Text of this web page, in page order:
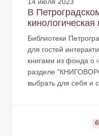
В
Библиотеки
для гостей
книгами из фонда о
разделе
выбрать для себя и